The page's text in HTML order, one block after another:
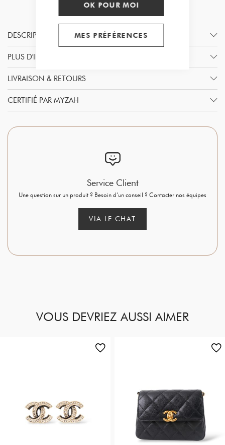
OK POUR MOI
MES PRÉFÉRENCES
DESCRIPTION
PLUS D'INFORMATION
LIVRAISON & RETOURS
CERTIFIÉ PAR MYZAH
Service Client
Une question sur un produit ? Besoin d’un conseil ? Contacter nos équipes
VIA LE CHAT
VOUS DEVRIEZ AUSSI AIMER